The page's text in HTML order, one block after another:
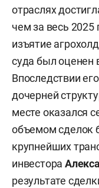
отраслях
чем за весь 2025
изъятие
суда был оценен
Впоследствии
дочерней
месте оказался
объемом сделок
крупнейших
инвестора
результате